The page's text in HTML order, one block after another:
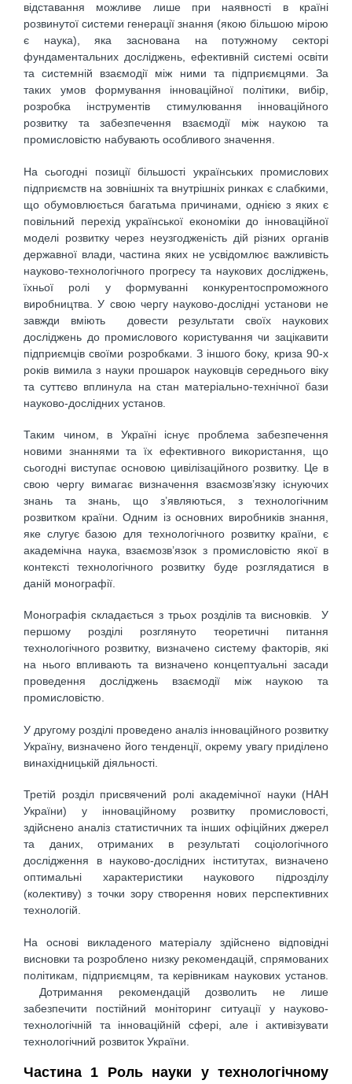
відставання можливе лише при наявності в країні
розвинутої системи генерації знання (якою більшою мірою
є наука), яка заснована на потужному секторі
фундаментальних досліджень, ефективній системі освіти
та системній взаємодії між ними та підприємцями. За
таких умов формування інноваційної політики, вибір,
розробка інструментів стимулювання інноваційного
розвитку та забезпечення взаємодії між наукою та
промисловістю набувають особливого значення.
На сьогодні позиції більшості українських промислових
підприємств на зовнішніх та внутрішніх ринках є слабкими,
що обумовлюється багатьма причинами, однією з яких є
повільний перехід української економіки до інноваційної
моделі розвитку через неузгодженість дій різних органів
державної влади, частина яких не усвідомлює важливість
науково-технологічного прогресу та наукових досліджень,
їхньої ролі у формуванні конкурентоспроможного
виробництва. У свою чергу науково-дослідні установи не
завжди вміють довести результати своїх наукових
досліджень до промислового користування чи зацікавити
підприємців своїми розробками. З іншого боку, криза 90-х
років вимила з науки прошарок науковців середнього віку
та суттєво вплинула на стан матеріально-технічної бази
науково-дослідних установ.
Таким чином, в Україні існує проблема забезпечення
новими знаннями та їх ефективного використання, що
сьогодні виступає основою цивілізаційного розвитку. Це в
свою чергу вимагає визначення взаємозв’язку існуючих
знань та знань, що з’являються, з технологічним
розвитком країни. Одним із основних виробників знання,
яке слугує базою для технологічного розвитку країни, є
академічна наука, взаємозв’язок з промисловістю якої в
контексті технологічного розвитку буде розглядатися в
даній монографії.
Монографія складається з трьох розділів та висновків. У
першому розділі розглянуто теоретичні питання
технологічного розвитку, визначено систему факторів, які
на нього впливають та визначено концептуальні засади
проведення досліджень взаємодії між наукою та
промисловістю.
У другому розділі проведено аналіз інноваційного розвитку
Україну, визначено його тенденції, окрему увагу приділено
винахідницькій діяльності.
Третій розділ присвячений ролі академічної науки (НАН
України) у інноваційному розвитку промисловості,
здійснено аналіз статистичних та інших офіційних джерел
та даних, отриманих в результаті соціологічного
дослідження в науково-дослідних інститутах, визначено
оптимальні характеристики наукового підрозділу
(колективу) з точки зору створення нових перспективних
технологій.
На основі викладеного матеріалу здійснено відповідні
висновки та розроблено низку рекомендацій, спрямованих
політикам, підприємцям, та керівникам наукових установ.
Дотримання рекомендацій дозволить не лише
забезпечити постійний моніторинг ситуації у науково-
технологічній та інноваційній сфері, але і активізувати
технологічний розвиток України.
Частина 1 Роль науки у технологічному